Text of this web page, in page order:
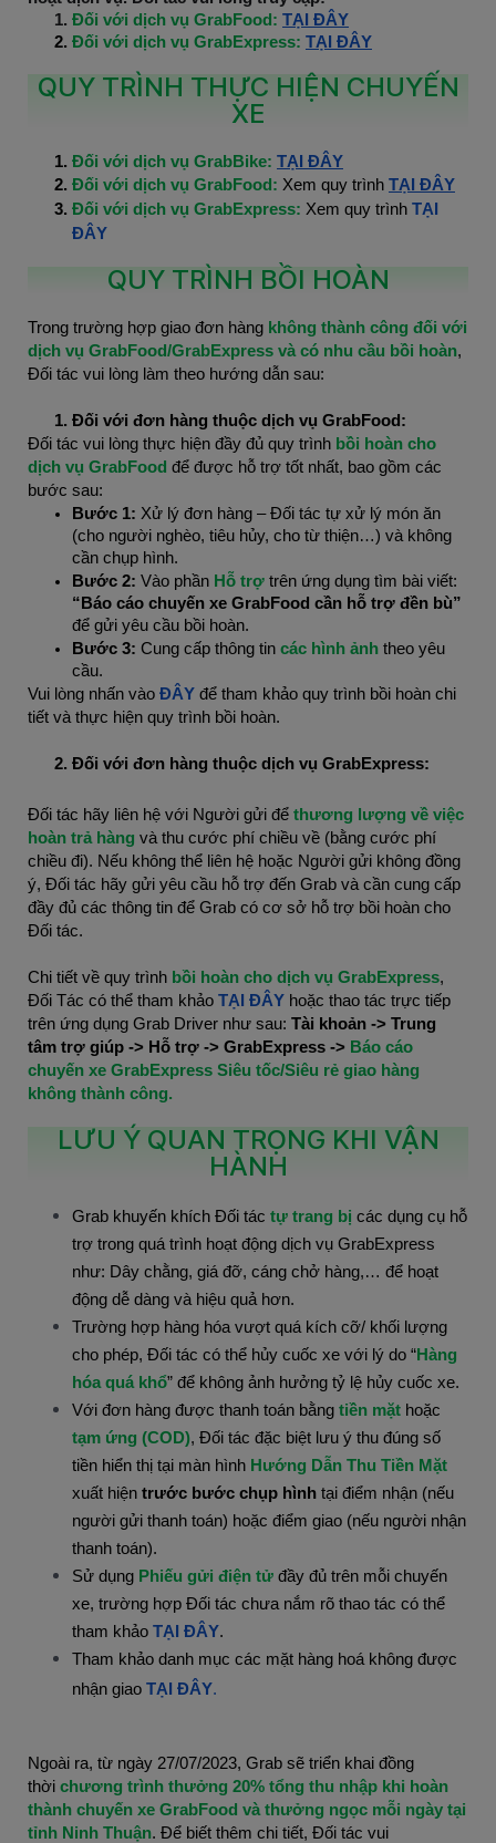
Đối với dịch vụ GrabFood: TẠI ĐÂY
Đối với dịch vụ GrabExpress: TẠI ĐÂY
QUY TRÌNH THỰC HIỆN CHUYẾN
XE
Đối với dịch vụ GrabBike: TẠI ĐÂY
Đối với dịch vụ GrabFood: Xem quy trình TẠI ĐÂY
Đối với dịch vụ GrabExpress: Xem quy trình TẠI
ĐÂY
QUY TRÌNH BỒI HOÀN
Trong trường hợp giao đơn hàng không thành công đối với
dịch vụ GrabFood/GrabExpress và có nhu cầu bồi hoàn,
Đối tác vui lòng làm theo hướng dẫn sau:
Đối với đơn hàng thuộc dịch vụ GrabFood:
Đối tác vui lòng thực hiện đầy đủ quy trình bồi hoàn cho
dịch vụ GrabFood để được hỗ trợ tốt nhất, bao gồm các
bước sau:
Bước 1: Xử lý đơn hàng – Đối tác tự xử lý món ăn
(cho người nghèo, tiêu hủy, cho từ thiện…) và không
cần chụp hình.
Bước 2: Vào phần Hỗ trợ trên ứng dụng tìm bài viết:
“Báo cáo chuyến xe GrabFood cần hỗ trợ đền bù”
để gửi yêu cầu bồi hoàn.
Bước 3: Cung cấp thông tin các hình ảnh theo yêu
cầu.
Vui lòng nhấn vào ĐÂY để tham khảo quy trình bồi hoàn chi
tiết và thực hiện quy trình bồi hoàn.
Đối với đơn hàng thuộc dịch vụ GrabExpress:
Đối tác hãy liên hệ với Người gửi để thương lượng về việc
hoàn trả hàng và thu cước phí chiều về (bằng cước phí
chiều đi). Nếu không thể liên hệ hoặc Người gửi không đồng
ý, Đối tác hãy gửi yêu cầu hỗ trợ đến Grab và cần cung cấp
đầy đủ các thông tin để Grab có cơ sở hỗ trợ bồi hoàn cho
Đối tác.
Chi tiết về quy trình bồi hoàn cho dịch vụ GrabExpress,
Đối Tác có thể tham khảo TẠI ĐÂY hoặc thao tác trực tiếp
trên ứng dụng Grab Driver như sau: Tài khoản -> Trung
tâm trợ giúp -> Hỗ trợ -> GrabExpress -> Báo cáo
chuyến xe GrabExpress Siêu tốc/Siêu rẻ giao hàng
không thành công.
LƯU Ý QUAN TRỌNG KHI VẬN
HÀNH
Grab khuyến khích Đối tác tự trang bị các dụng cụ hỗ
trợ trong quá trình hoạt động dịch vụ GrabExpress
như: Dây chằng, giá đỡ, cáng chở hàng,… để hoạt
động dễ dàng và hiệu quả hơn.
Trường hợp hàng hóa vượt quá kích cỡ/ khối lượng
cho phép, Đối tác có thể hủy cuốc xe với lý do “Hàng
hóa quá khổ” để không ảnh hưởng tỷ lệ hủy cuốc xe.
Với đơn hàng được thanh toán bằng tiền mặt hoặc
tạm ứng (COD), Đối tác đặc biệt lưu ý thu đúng số
tiền hiển thị tại màn hình Hướng Dẫn Thu Tiền Mặt
xuất hiện trước bước chụp hình tại điểm nhận (nếu
người gửi thanh toán) hoặc điểm giao (nếu người nhận
thanh toán).
Sử dụng Phiếu gửi điện tử đầy đủ trên mỗi chuyến
xe, trường hợp Đối tác chưa nắm rõ thao tác có thể
tham khảo TẠI ĐÂY.
Tham khảo danh mục các mặt hàng hoá không được
nhận giao TẠI ĐÂY.
Ngoài ra, từ ngày 27/07/2023, Grab sẽ triển khai đồng
thời chương trình thưởng 20% tổng thu nhập khi hoàn
thành chuyến xe GrabFood và thưởng ngọc mỗi ngày tại
tỉnh Ninh Thuận. Để biết thêm chi tiết, Đối tác vui